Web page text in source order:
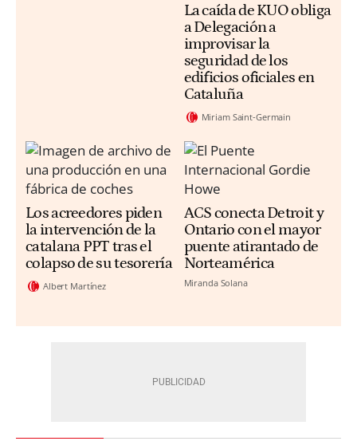
La caída de KUO obliga
a Delegación a
improvisar la
seguridad de los
edificios oficiales en
Cataluña
Miriam Saint-Germain
Los acreedores piden
la intervención de la
catalana PPT tras el
colapso de su tesorería
Albert Martínez
ACS conecta Detroit y
Ontario con el mayor
puente atirantado de
Norteamérica
Miranda Solana